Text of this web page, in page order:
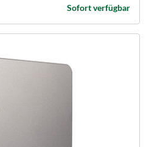
Sofort verfügbar